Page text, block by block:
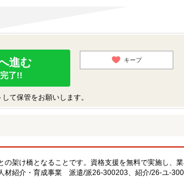
進む
了!!
キープ
て保管をお願いします。
の架け橋となることです。資格支援を無料で実施し、
材紹介・育成事業 派遣/派26-300203、紹介/26-ユ-